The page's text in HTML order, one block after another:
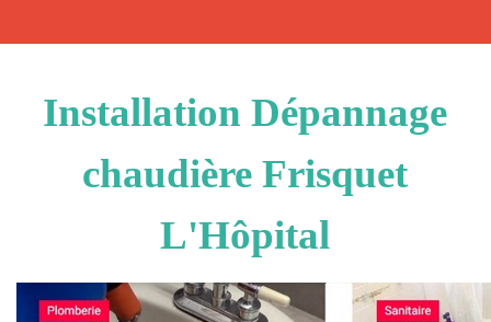
Installation Dépannage
chaudière Frisquet
L'Hôpital